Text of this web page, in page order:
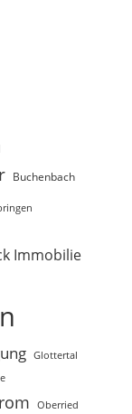
Buchenbach
Immobilie
Glottertal
Oberried